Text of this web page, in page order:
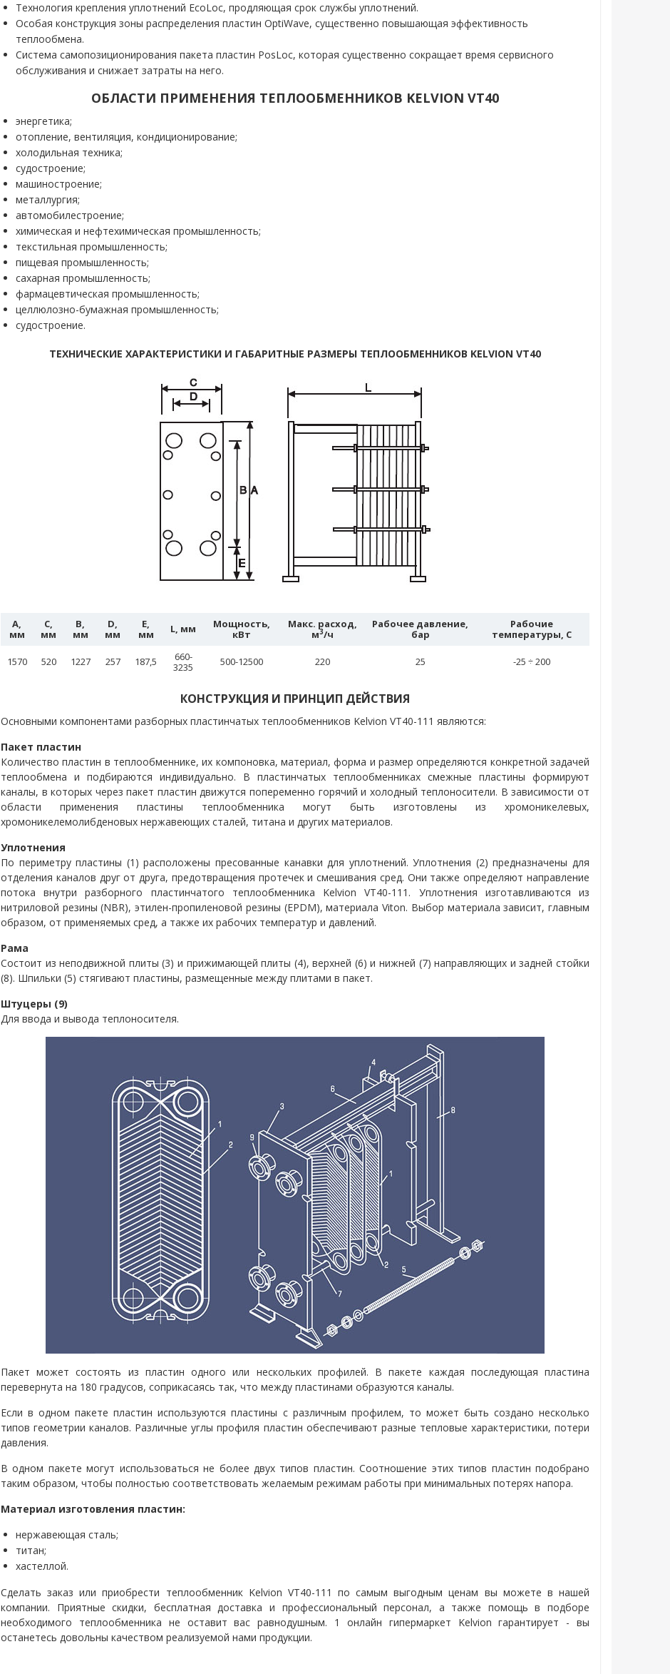
Технология крепления уплотнений EcoLoc, продляющая срок службы уплотнений.
Особая конструкция зоны распределения пластин OptiWave, существенно повышающая эффективность
теплообмена.
Система самопозиционирования пакета пластин PosLoc, которая существенно сокращает время сервисного
обслуживания и снижает затраты на него.
ОБЛАСТИ ПРИМЕНЕНИЯ ТЕПЛООБМЕННИКОВ KELVION VT40
энергетика;
отопление, вентиляция, кондиционирование;
холодильная техника;
судостроение;
машиностроение;
металлургия;
автомобилестроение;
химическая и нефтехимическая промышленность;
текстильная промышленность;
пищевая промышленность;
сахарная промышленность;
фармацевтическая промышленность;
целлюлозно-бумажная промышленность;
судостроение.
ТЕХНИЧЕСКИЕ ХАРАКТЕРИСТИКИ И ГАБАРИТНЫЕ РАЗМЕРЫ ТЕПЛООБМЕННИКОВ KELVION VT40
A,
мм
C,
мм
B,
мм
D,
мм
E,
мм
L, мм
Мощность,
кВт
Макс. расход,
м3/ч
Рабочее давление,
бар
Рабочие
температуры, C
1570 520 1227 257 187,5
660-
3235
500-12500 220 25 -25 ÷ 200
КОНСТРУКЦИЯ И ПРИНЦИП ДЕЙСТВИЯ
Основными компонентами разборных пластинчатых теплообменников Kelvion VT40-111 являются:
Пакет пластин
Количество пластин в теплообменнике, их компоновка, материал, форма и размер определяются конкретной задачей
теплообмена и подбираются индивидуально. В пластинчатых теплообменниках смежные пластины формируют
каналы, в которых через пакет пластин движутся попеременно горячий и холодный теплоносители. В зависимости от
области применения пластины теплообменника могут быть изготовлены из хромоникелевых,
хромоникелемолибденовых нержавеющих сталей, титана и других материалов.
Уплотнения
По периметру пластины (1) расположены пресованные канавки для уплотнений. Уплотнения (2) предназначены для
отделения каналов друг от друга, предотвращения протечек и смешивания сред. Они также определяют направление
потока внутри разборного пластинчатого теплообменника Kelvion VT40-111 . Уплотнения изготавливаются из
нитриловой резины (NBR), этилен-пропиленовой резины (EPDM), материала Viton. Выбор материала зависит, главным
образом, от применяемых сред, а также их рабочих температур и давлений.
Рама
Состоит из неподвижной плиты (3) и прижимающей плиты (4), верхней (6) и нижней (7) направляющих и задней стойки
(8). Шпильки (5) стягивают пластины, размещенные между плитами в пакет.
Штуцеры (9)
Для ввода и вывода теплоносителя.
Пакет может состоять из пластин одного или нескольких профилей. В пакете каждая последующая пластина
перевернута на 180 градусов, соприкасаясь так, что между пластинами образуются каналы.
Если в одном пакете пластин используются пластины с различным профилем, то может быть создано несколько
типов геометрии каналов. Различные углы профиля пластин обеспечивают разные тепловые характеристики, потери
давления.
В одном пакете могут использоваться не более двух типов пластин. Соотношение этих типов пластин подобрано
таким образом, чтобы полностью соответствовать желаемым режимам работы при минимальных потерях напора.
Материал изготовления пластин:
нержавеющая сталь;
титан;
хастеллой.
Сделать заказ или приобрести теплообменник Kelvion VT40-111 по самым выгодным ценам вы можете в нашей
компании. Приятные скидки, бесплатная доставка и профессиональный персонал, а также помощь в подборе
необходимого теплообменника не оставит вас равнодушным. 1 онлайн гипермаркет Kelvion гарантирует - вы
останетесь довольны качеством реализуемой нами продукции.